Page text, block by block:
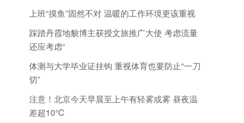
上班“摸鱼”固然不对 温暖的工作环境更该重视
踩踏丹霞地貌博主获授文旅推广大使 考虑流量
还应考虑“
体测与大学毕业证挂钩 重视体育也要防止“一刀
切”
注意！北京今天早晨至上午有轻雾或雾 昼夜温
差超10℃